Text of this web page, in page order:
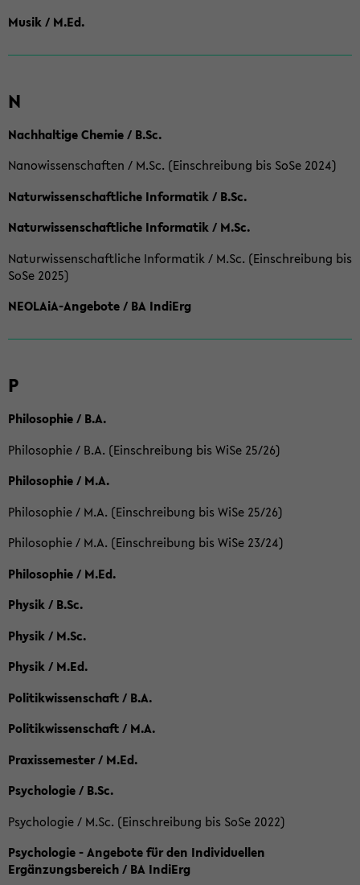
Musik / M.Ed.
N
Nachhaltige Chemie / B.Sc.
Nanowissenschaften / M.Sc. (Einschreibung bis SoSe 2024)
Naturwissenschaftliche Informatik / B.Sc.
Naturwissenschaftliche Informatik / M.Sc.
Naturwissenschaftliche Informatik / M.Sc. (Einschreibung bis
SoSe 2025)
NEOLAiA-Angebote / BA IndiErg
P
Philosophie / B.A.
Philosophie / B.A. (Einschreibung bis WiSe 25/26)
Philosophie / M.A.
Philosophie / M.A. (Einschreibung bis WiSe 25/26)
Philosophie / M.A. (Einschreibung bis WiSe 23/24)
Philosophie / M.Ed.
Physik / B.Sc.
Physik / M.Sc.
Physik / M.Ed.
Politikwissenschaft / B.A.
Politikwissenschaft / M.A.
Praxissemester / M.Ed.
Psychologie / B.Sc.
Psychologie / M.Sc. (Einschreibung bis SoSe 2022)
Psychologie - Angebote für den Individuellen
Ergänzungsbereich / BA IndiErg